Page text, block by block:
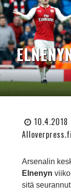
10.4.2018
Alloverpress.fi
Arsenalin
Elnenyn
sitä